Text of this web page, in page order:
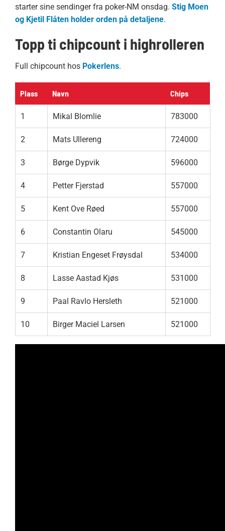
starter sine sendinger fra poker-NM onsdag. Stig Moen
og Kjetil Flåten holder orden på detaljene.
Topp ti chipcount i highrolleren
Full chipcount hos Pokerlens.
Plass Navn Chips
1 Mikal Blomlie 783000
2 Mats Ullereng 724000
3 Børge Dypvik 596000
4 Petter Fjerstad 557000
5 Kent Ove Røed 557000
6 Constantin Olaru 545000
7 Kristian Engeset Frøysdal 534000
8 Lasse Aastad Kjøs 531000
9 Paal Ravlo Hersleth 521000
10 Birger Maciel Larsen 521000